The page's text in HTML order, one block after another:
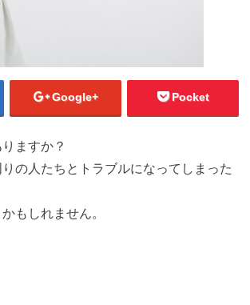
Google+ Pocket
ますか？
の人たちとトラブルになってしまった
もしれません。